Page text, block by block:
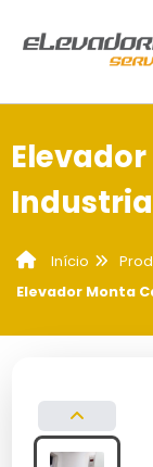
Início
Elevador Monta